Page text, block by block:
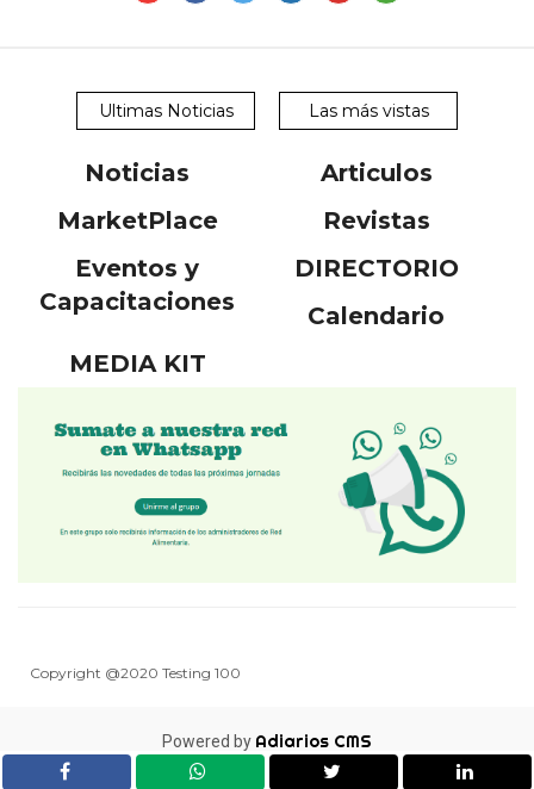
Ultimas Noticias Las más vistas
Noticias
Articulos
MarketPlace
Revistas
Eventos y
Capacitaciones
DIRECTORIO
Calendario
MEDIA KIT
Copyright @2020 Testing 100
Powered by Adiarios CMS